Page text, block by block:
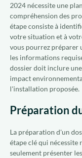
2024 nécessite une
compréhension des
étape consiste à
votre situation et à
vous pourrez préparer
les informations
dossier doit inclure
impact
l'installation proposée.
Préparation
La préparation d'un
étape clé qui
seulement présenter